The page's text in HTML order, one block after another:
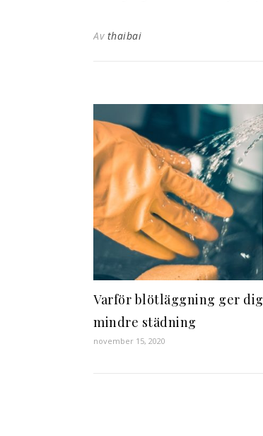
Av thaibai
Varför blötläggning ger dig
mindre städning
november 15, 2020